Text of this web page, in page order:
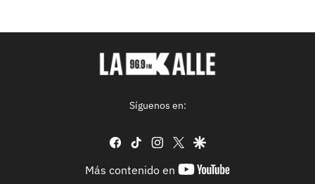
Síguenos en:
facebook
tiktok instagram
twittergoogle
Más contenido en
youtube-